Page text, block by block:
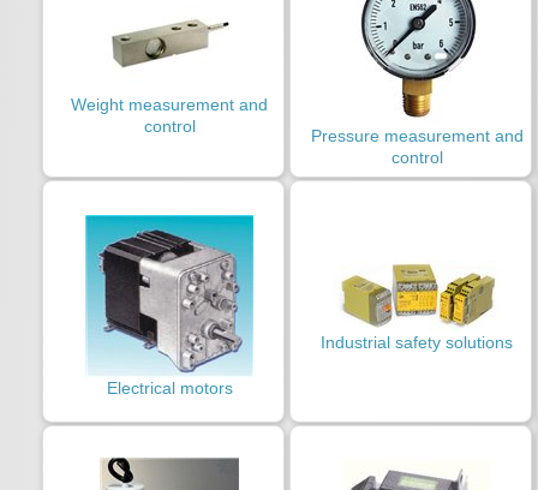
Weight measurement and
control
Pressure measurement and
control
Electrical motors
Industrial safety solutions